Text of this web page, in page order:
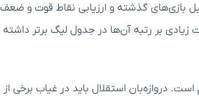
بازی‌های گذشته و ارزیابی نقاط قوت و ضعف
زیادی بر رتبه آن‌ها در جدول لیگ برتر داشته
دروازه‌بان استقلال باید در غیاب برخی از